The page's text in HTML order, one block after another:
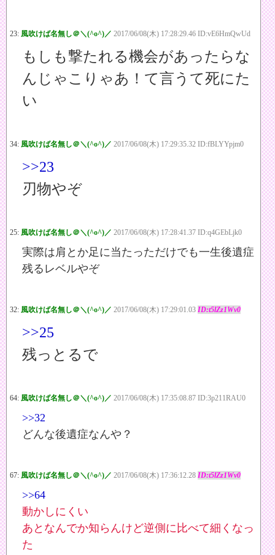
23: 風吹けば名無し＠＼(^o^)／ 2017/06/08(木) 17:28:29.46 ID:vE6HmQwUd
もしも撃たれる機会があったらな
んじゃこりゃあ！て言うて死にた
い
34: 風吹けば名無し＠＼(^o^)／ 2017/06/08(木) 17:29:35.32 ID:fBLYYpjm0
>>23
刃物やぞ
25: 風吹けば名無し＠＼(^o^)／ 2017/06/08(木) 17:28:41.37 ID:q4GEbLjk0
実際は肩とか足に当たっただけでも一生後遺症
残るレベルやぞ
32: 風吹けば名無し＠＼(^o^)／ 2017/06/08(木) 17:29:01.03 ID:t5lZz1Wv0
>>25
残っとるで
64: 風吹けば名無し＠＼(^o^)／ 2017/06/08(木) 17:35:08.87 ID:3p211RAU0
>>32
どんな後遺症なんや？
67: 風吹けば名無し＠＼(^o^)／ 2017/06/08(木) 17:36:12.28 ID:t5lZz1Wv0
>>64
動かしにくい
あとなんでか知らんけど逆側に比べて細くなっ
た